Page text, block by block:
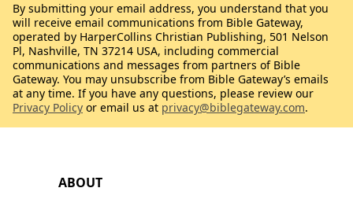
ABOUT
By submitting your email address, you understand that you
will receive email communications from Bible Gateway,
operated by HarperCollins Christian Publishing, 501 Nelson
Pl, Nashville, TN 37214 USA, including commercial
communications and messages from partners of Bible
Gateway. You may unsubscribe from Bible Gateway’s emails
at any time. If you have any questions, please review our
Privacy Policy or email us at privacy@biblegateway.com.